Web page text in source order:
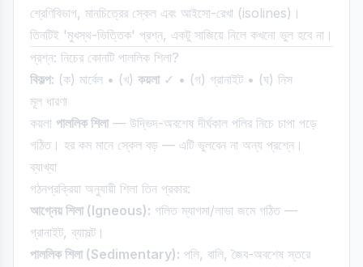
শ্রেণিবিভাগ, মানচিত্রের স্কেল এবং আইসো-রেখা (isolines)।
তিনটিই 'মুখস্থ-ভিত্তিক' প্রশ্ন, একটু সাজিয়ে নিলে কখনো ভুল হবে না।
প্রশ্ন: নিচের কোনটি পাললিক শিলা?
বিকল্প: (ক) মার্বেল • (খ) কয়লা✓ • (গ) গ্রানাইট • (ঘ) নিস
মূল ধারণা
কয়লা পাললিক শিলা— উদ্ভিদ-অবশেষ দীর্ঘকাল পলির নিচে চাপা পড়ে
গঠিত। হর কম মানে স্কেল বড় — এটি ভুলবেন না অন্য প্রশ্নে।
ব্যাখ্যা
গঠনপ্রক্রিয়া অনুযায়ী শিলা তিন প্রকার:
আগ্নেয় শিলা (Igneous): গলিত ম্যাগমা/লাভা জমে গঠিত —
গ্রানাইট, ব্যাসল্ট।
পাললিক শিলা (Sedimentary): পলি, বালি, জৈব-অবশেষ স্তরে